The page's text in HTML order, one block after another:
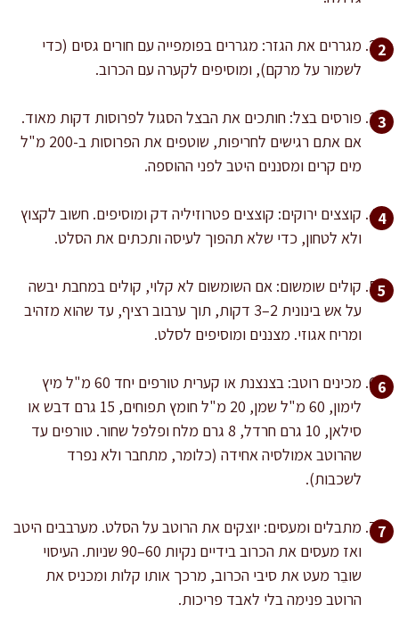
מגררים את הגזר: מגררים בפומפייה עם חורים גסים (כדי
לשמור על מרקם), ומוסיפים לקערה עם הכרוב.
פורסים בצל: חותכים את הבצל הסגול לפרוסות דקות מאוד.
אם אתם רגישים לחריפות, שוטפים את הפרוסות ב-200 מ"ל
מים קרים ומסננים היטב לפני ההוספה.
קוצצים ירוקים: קוצצים פטרוזיליה דק ומוסיפים. חשוב לקצוץ
ולא לטחון, כדי שלא תהפוך לעיסה ותכתים את הסלט.
קולים שומשום: אם השומשום לא קלוי, קולים במחבת יבשה
על אש בינונית 2–3 דקות, תוך ערבוב רציף, עד שהוא מזהיב
ומריח אגוזי. מצננים ומוסיפים לסלט.
מכינים רוטב: בצנצנת או קערית טורפים יחד 60 מ"ל מיץ
לימון, 60 מ"ל שמן, 20 מ"ל חומץ תפוחים, 15 גרם דבש או
סילאן, 10 גרם חרדל, 8 גרם מלח ופלפל שחור. טורפים עד
שהרוטב אמולסיה אחידה (כלומר, מתחבר ולא נפרד
לשכבות).
מתבלים ומעסים: יוצקים את הרוטב על הסלט. מערבבים היטב
ואז מעסים את הכרוב בידיים נקיות 60–90 שניות. העיסוי
שובֵר מעט את סיבי הכרוב, מרכך אותו קלות ומכניס את
הרוטב פנימה בלי לאבד פריכות.